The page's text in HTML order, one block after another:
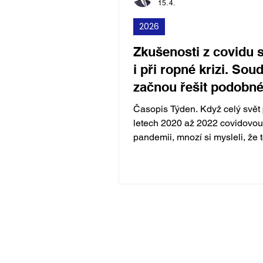
Zkušenosti z covidu
i při ropné krizi.
začnou řešit podobné
problémy.
Časopis Týden. Když celý svět
letech 2020 až 2022 covidovou
pandemii, mnozí si mysleli, že
dopady na ekonomiku. Přesto
2026
15. 4.